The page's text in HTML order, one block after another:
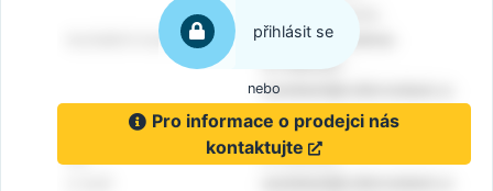
přihlásit se
nebo
Pro informace o prodejci nás
kontaktujte